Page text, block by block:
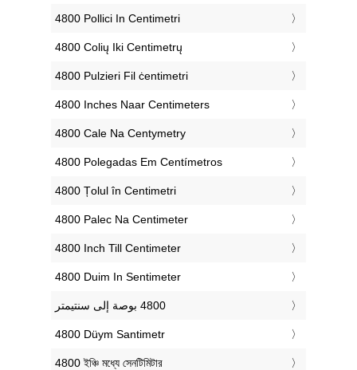
‎4800 Pollici In Centimetri
‎4800 Colių Iki Centimetrų
‎4800 Pulzieri Fil ċentimetri
‎4800 Inches Naar Centimeters
‎4800 Cale Na Centymetry
‎4800 Polegadas Em Centímetros
‎4800 Țolul în Centimetri
‎4800 Palec Na Centimeter
‎4800 Inch Till Centimeter
‎4800 Duim In Sentimeter
‎4800 Düym Santimetr
‎4800 ইঞ্চি মধ্যে সেনটিমিটার